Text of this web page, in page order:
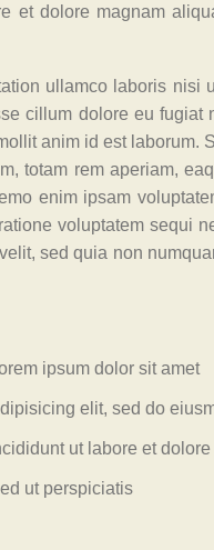
et dolore magnam
ullamco laboris nisi
cillum dolore eu fugiat
anim id est laborum.
totam rem aperiam,
enim ipsam
voluptatem sequi
sed quia non
ipsum dolor sit amet
elit, sed do
ut labore et dolore
ut perspiciatis